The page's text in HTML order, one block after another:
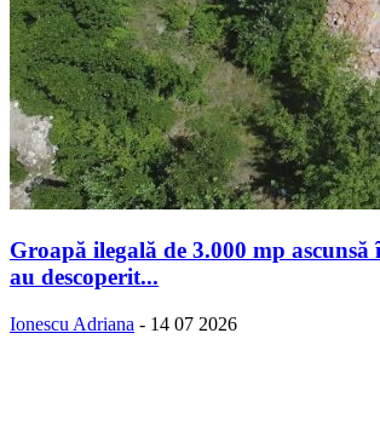
Groapă ilegală de 3.000 mp
au descoperit...
Ionescu Adriana - 14 07 2026